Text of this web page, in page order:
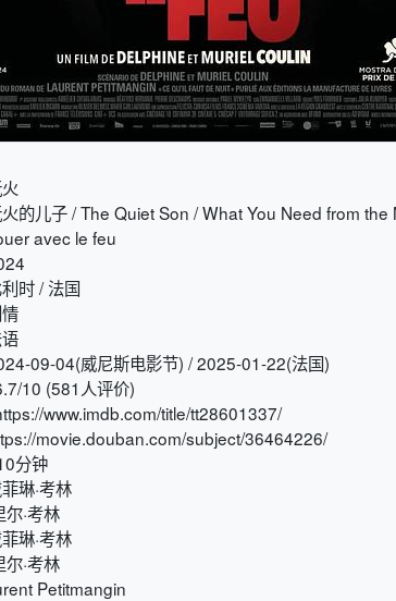
子 / The Quiet Son / What You Need from the
avec le feu
/ 法国
09-04(威尼斯电影节) / 2025-01-22(法国)
10 (581人评价)
www.imdb.com/title/tt28601337/
movie.douban.com/subject/36464226/
钟
·考林
林
·考林
林